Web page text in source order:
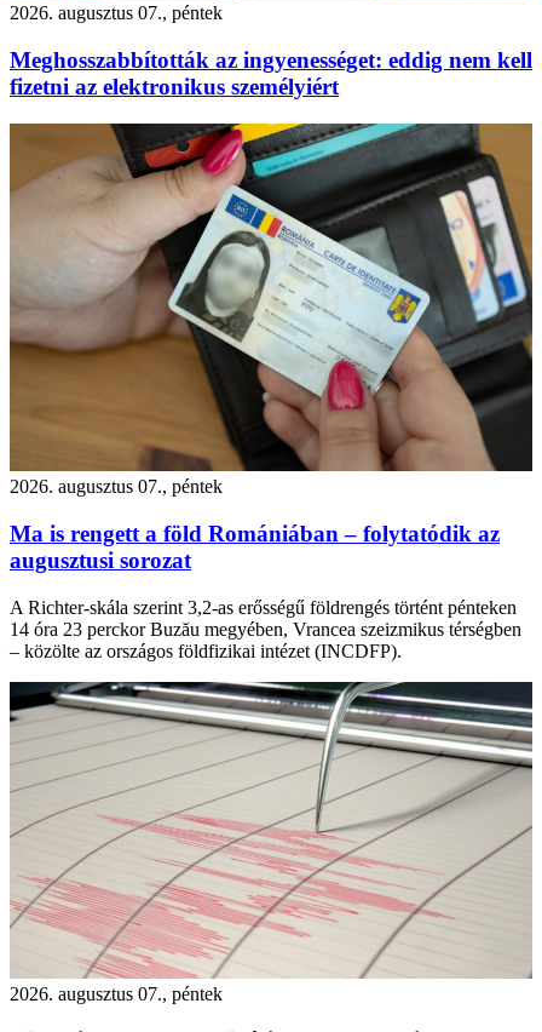
2026. augusztus 07., péntek
Meghosszabbították az ingyenességet: eddig nem kell
fizetni az elektronikus személyiért
2026. augusztus 07., péntek
Ma is rengett a föld Romániában – folytatódik az
augusztusi sorozat
A Richter-skála szerint 3,2-as erősségű földrengés történt pénteken
14 óra 23 perckor Buzău megyében, Vrancea szeizmikus térségben
– közölte az országos földfizikai intézet (INCDFP).
2026. augusztus 07., péntek